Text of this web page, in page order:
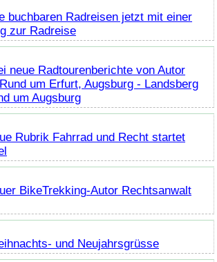
buchbaren Radreisen jetzt mit einer
zur Radreise
neue Radtourenberichte von Autor
um Erfurt, Augsburg - Landsberg
um Augsburg
Rubrik Fahrrad und Recht startet
BikeTrekking-Autor Rechtsanwalt
und Neujahrsgrüsse